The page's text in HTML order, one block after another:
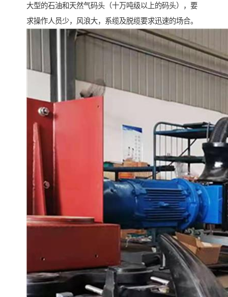
大型的石油和天然气码头（十万吨级以上的码头），要
求操作人员少，风浪大，系缆及脱缆要求迅速的场合。